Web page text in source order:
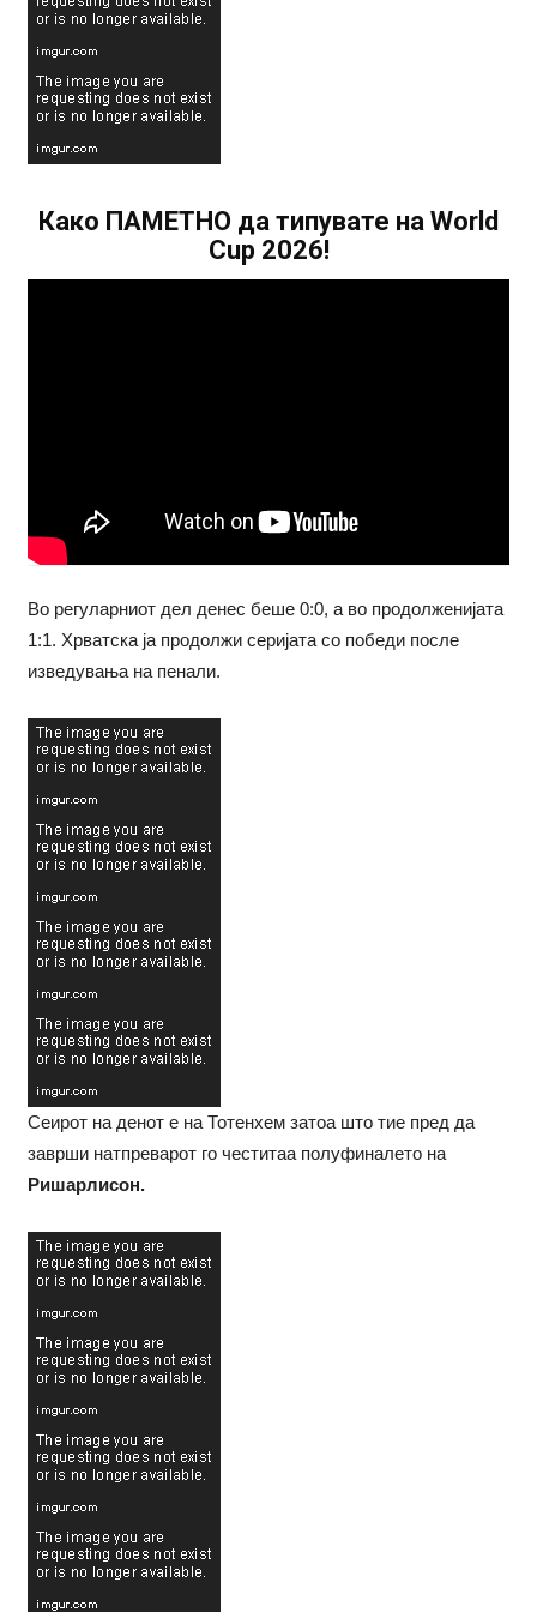
Како ПАМЕТНО да типувате на World
Cup 2026!
Во регуларниот дел денес беше 0:0, а во продолженијата
1:1. Хрватска ја продолжи серијата со победи после
изведувања на пенали.
Сеирот на денот е на Тотенхем затоа што тие пред да
заврши натпреварот го честитаа полуфиналето на
Ришарлисон.